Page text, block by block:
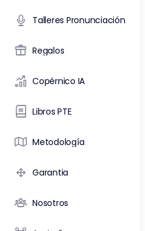
Talleres Pronunciación
Regalos
Copérnico IA
Libros PTE
Metodología
Garantia
Nosotros